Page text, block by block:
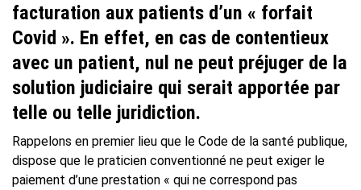
facturation aux patients d’un « forfait
Covid ». En effet, en cas de contentieux
avec un patient, nul ne peut préjuger de la
solution judiciaire qui serait apportée par
telle ou telle juridiction.
Rappelons en premier lieu que le Code de la santé publique,
dispose que le praticien conventionné ne peut exiger le
paiement d’une prestation « qui ne correspond pas